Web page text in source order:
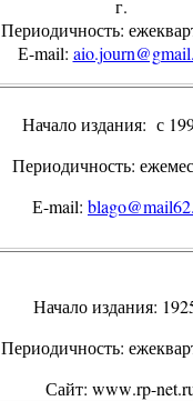
г.
Периодичность:
Е-mail:
Начало издания: с
Периодичность:
Е-mail:
Начало издания:
Периодичность:
Сайт: www.rp-net.